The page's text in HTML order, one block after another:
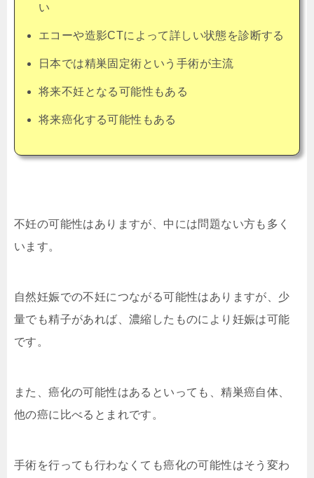
い
エコーや造影CTによって詳しい状態を診断する
日本では精巣固定術という手術が主流
将来不妊となる可能性もある
将来癌化する可能性もある
不妊の可能性はありますが、中には問題ない方も多く
います。
自然妊娠での不妊につながる可能性はありますが、少
量でも精子があれば、濃縮したものにより妊娠は可能
です。
また、癌化の可能性はあるといっても、精巣癌自体、
他の癌に比べるとまれです。
手術を行っても行わなくても癌化の可能性はそう変わ